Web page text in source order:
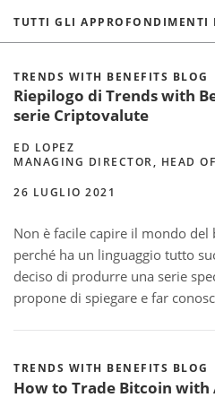
TUTTI GLI APPROFONDIMENTI
TRENDS WITH BENEFITS BLOG
Riepilogo di Trends with
serie Criptovalute
ED LOPEZ
MANAGING DIRECTOR, HEAD
26 LUGLIO 2021
Non è facile capire il mondo
perché ha un linguaggio tutto
deciso di produrre una serie
propone di spiegare e far
TRENDS WITH BENEFITS BLOG
How to Trade Bitcoin with